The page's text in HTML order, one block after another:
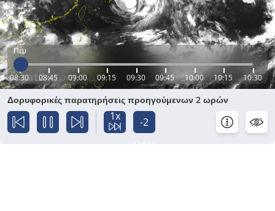
Πέμ
08:30 08:45 09:00 09:15 09:30 09:45 10:00 10:15 10:30
Δορυφορικές παρατηρήσεις προηγούμενων 2 ωρών
1x
-2